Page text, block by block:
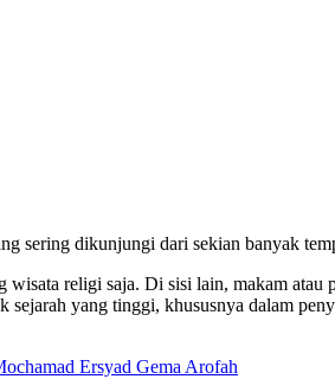
sering dikunjungi dari sekian banyak
religi saja. Di sisi lain, makam atau
yang tinggi, khususnya dalam
Ersyad Gema Arofah